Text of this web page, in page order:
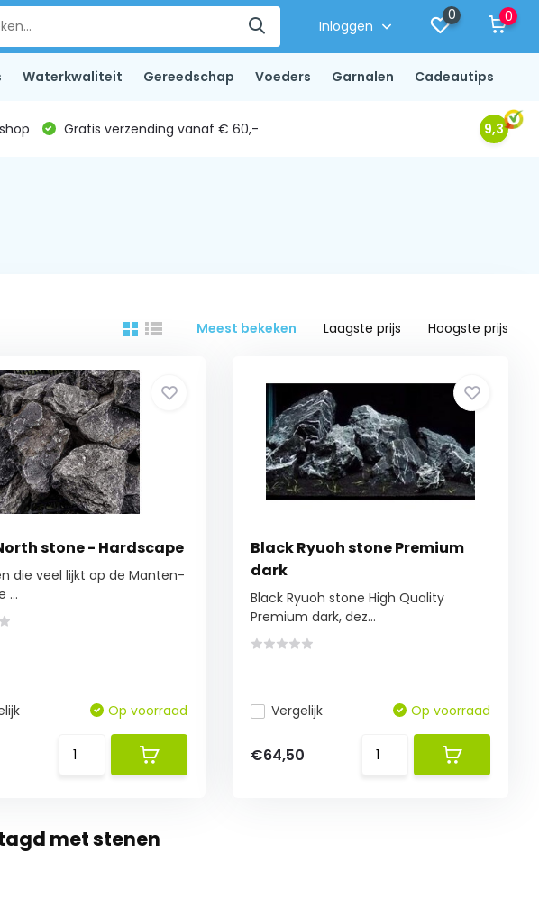
Inloggen
0 0
Waterkwaliteit Gereedschap Voeders Garnalen Cadeautips
Gratis verzending vanaf € 60,- 9,3
Meest bekeken Laagste prijs Hoogste prijs
stone - Hardscape
die veel lijkt op de Manten-
...
Op voorraad
Black Ryuoh stone Premium
dark
Black Ryuoh stone High Quality
Premium dark, dez...
Vergelijk Op voorraad
€64,50
met stenen